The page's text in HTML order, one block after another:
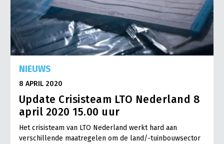
NIEUWS
8 APRIL 2020
Update Crisisteam LTO Nederland 8
april 2020 15.00 uur
Het crisisteam van LTO Nederland werkt hard aan
verschillende maatregelen om de land/-tuinbouwsector